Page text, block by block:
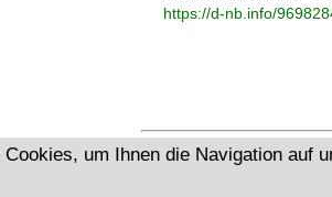
https://d-nb.info/
um Ihnen die Navigation auf